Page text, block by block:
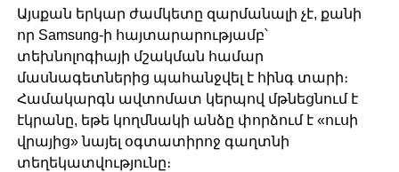
Այսքան երկար ժամկետը զարմանալի չէ, քանի
որ Samsung-ի հայտարարությամբ՝
տեխնոլոգիայի մշակման համար
մասնագետներից պահանջվել է հինգ տարի։
Համակարգն ավտոմատ կերպով մթնեցնում է
էկրանը, եթե կողմնակի անձը փորձում է «ուսի
վրայից» նայել օգտատիրոջ գաղտնի
տեղեկատվությունը։